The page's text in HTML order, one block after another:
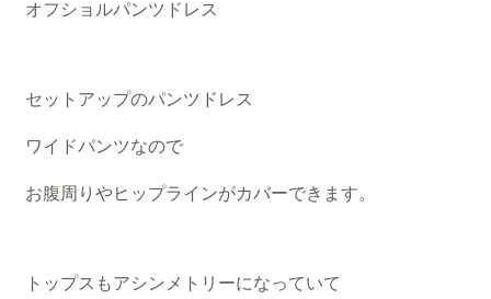
オフショルパンツドレス
セットアップのパンツドレス
ワイドパンツなので
お腹周りやヒップラインがカバーできます。
トップスもアシンメトリーになっていて